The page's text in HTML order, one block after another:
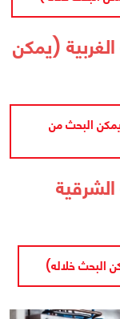
(يمكن
البحث من
البحث خلاله)